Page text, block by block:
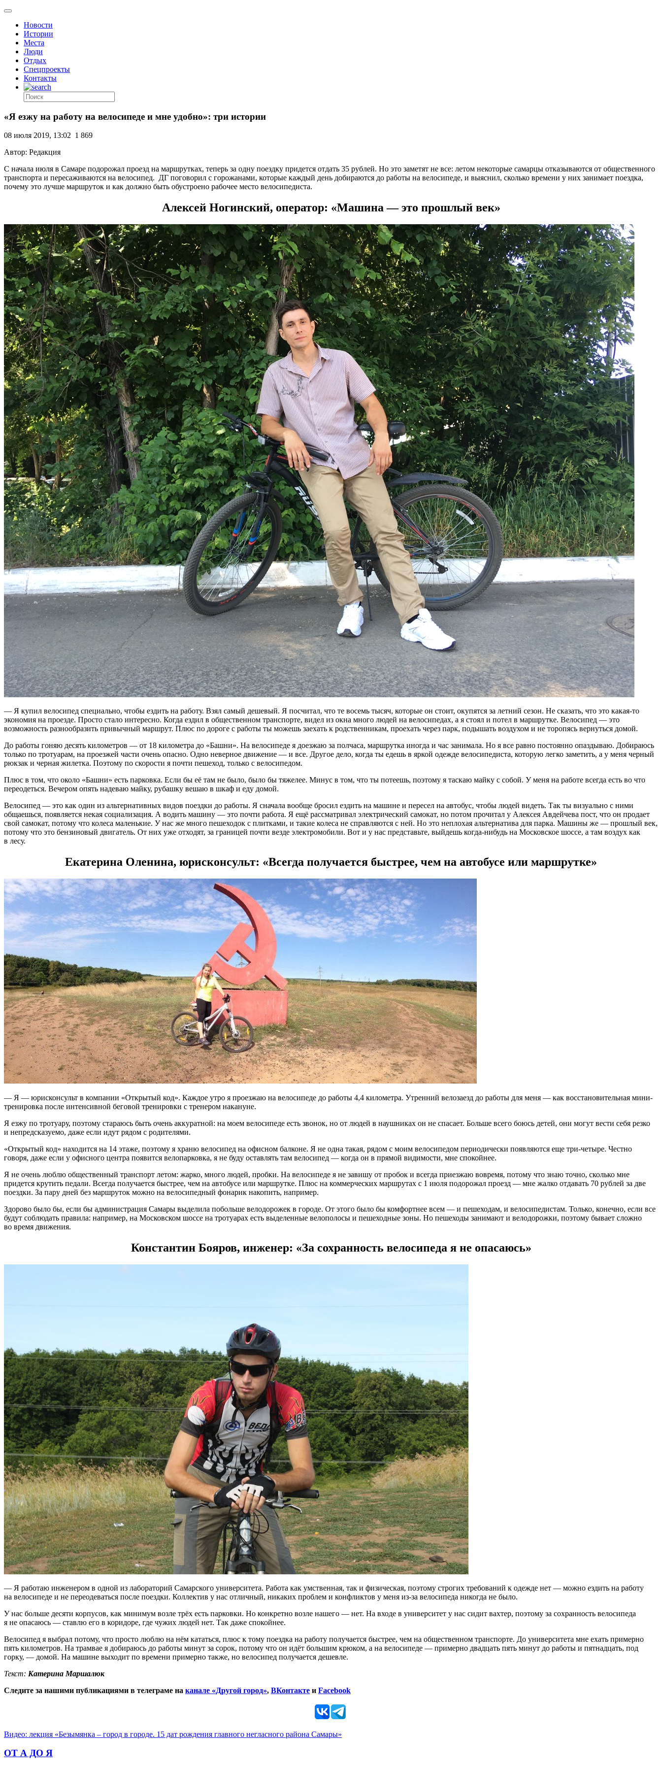
Новости
Истории
Места
Люди
Отдых
Спецпроекты
Контакты
«Я езжу на работу на велосипеде и мне удобно»: три истории
08 июля 2019, 13:02 1 869
Автор: Редакция
С начала июля в Самаре подорожал проезд на маршрутках, теперь за одну поездку придется отдать 35 рублей. Но это заметят не все: летом некоторые самарцы отказываются от общественного
транспорта и пересаживаются на велосипед. ДГ поговорил с горожанами, которые каждый день добираются до работы на велосипеде, и выяснил, сколько времени у них занимает поездка,
почему это лучше маршруток и как должно быть обустроено рабочее место велосипедиста.
Алексей Ногинский, оператор: «Машина — это прошлый век»
— Я купил велосипед специально, чтобы ездить на работу. Взял самый дешевый. Я посчитал, что те восемь тысяч, которые он стоит, окупятся за летний сезон. Не сказать, что это какая-то
экономия на проезде. Просто стало интересно. Когда ездил в общественном транспорте, видел из окна много людей на велосипедах, а я стоял и потел в маршрутке. Велосипед — это
возможность разнообразить привычный маршрут. Плюс по дороге с работы ты можешь заехать к родственникам, проехать через парк, подышать воздухом и не торопясь вернуться домой.
До работы гоняю десять километров — от 18 километра до «Башни». На велосипеде я доезжаю за полчаса, маршрутка иногда и час занимала. Но я все равно постоянно опаздываю. Добираюсь
только по тротуарам, на проезжей части очень опасно. Одно неверное движение — и все. Другое дело, когда ты едешь в яркой одежде велосипедиста, которую легко заметить, а у меня черный
рюкзак и черная жилетка. Поэтому по скорости я почти пешеход, только с велосипедом.
Плюс в том, что около «Башни» есть парковка. Если бы её там не было, было бы тяжелее. Минус в том, что ты потеешь, поэтому я таскаю майку с собой. У меня на работе всегда есть во что
переодеться. Вечером опять надеваю майку, рубашку вешаю в шкаф и еду домой.
Велосипед — это как один из альтернативных видов поездки до работы. Я сначала вообще бросил ездить на машине и пересел на автобус, чтобы людей видеть. Так ты визуально с ними
общаешься, появляется некая социализация. А водить машину — это почти работа. Я ещё рассматривал электрический самокат, но потом прочитал у Алексея Авдейчева пост, что он продает
свой самокат, потому что колеса маленькие. У нас же много пешеходок с плитками, и такие колеса не справляются с ней. Но это неплохая альтернатива для парка. Машины же — прошлый век,
потому что это бензиновый двигатель. От них уже отходят, за границей почти везде электромобили. Вот и у нас представьте, выйдешь когда-нибудь на Московское шоссе, а там воздух как
в лесу.
Екатерина Оленина, юрисконсульт: «Всегда получается быстрее, чем на автобусе или маршрутке»
— Я — юрисконсульт в компании «Открытый код». Каждое утро я проезжаю на велосипеде до работы 4,4 километра. Утренний велозаезд до работы для меня — как восстановительная мини-
тренировка после интенсивной беговой тренировки с тренером накануне.
Я езжу по тротуару, поэтому стараюсь быть очень аккуратной: на моем велосипеде есть звонок, но от людей в наушниках он не спасает. Больше всего боюсь детей, они могут вести себя резко
и непредсказуемо, даже если идут рядом с родителями.
«Открытый код» находится на 14 этаже, поэтому я храню велосипед на офисном балконе. Я не одна такая, рядом с моим велосипедом периодически появляются еще три-четыре. Честно
говоря, даже если у офисного центра появится велопарковка, я не буду оставлять там велосипед — когда он в прямой видимости, мне спокойнее.
Я не очень люблю общественный транспорт летом: жарко, много людей, пробки. На велосипеде я не завишу от пробок и всегда приезжаю вовремя, потому что знаю точно, сколько мне
придется крутить педали. Всегда получается быстрее, чем на автобусе или маршрутке. Плюс на коммерческих маршрутах с 1 июля подорожал проезд — мне жалко отдавать 70 рублей за две
поездки. За пару дней без маршруток можно на велосипедный фонарик накопить, например.
Здорово было бы, если бы администрация Самары выделила побольше велодорожек в городе. От этого было бы комфортнее всем — и пешеходам, и велосипедистам. Только, конечно, если все
будут соблюдать правила: например, на Московском шоссе на тротуарах есть выделенные велополосы и пешеходные зоны. Но пешеходы занимают и велодорожки, поэтому бывает сложно
во время движения.
Константин Бояров, инженер: «За сохранность велосипеда я не опасаюсь»
— Я работаю инженером в одной из лабораторий Самарского университета. Работа как умственная, так и физическая, поэтому строгих требований к одежде нет — можно ездить на работу
на велосипеде и не переодеваться после поездки. Коллектив у нас отличный, никаких проблем и конфликтов у меня из-за велосипеда никогда не было.
У нас больше десяти корпусов, как минимум возле трёх есть парковки. Но конкретно возле нашего — нет. На входе в университет у нас сидит вахтер, поэтому за сохранность велосипеда
я не опасаюсь — ставлю его в коридоре, где чужих людей нет. Так даже спокойнее.
Велосипед я выбрал потому, что просто люблю на нём кататься, плюс к тому поездка на работу получается быстрее, чем на общественном транспорте. До университета мне ехать примерно
пять километров. На трамвае я добираюсь до работы минут за сорок, потому что он идёт большим крюком, а на велосипеде — примерно двадцать пять минут до работы и пятнадцать, под
горку, — домой. На машине выходит по времени примерно также, но велосипед получается дешевле.
Текст: Катерина Маршалюк
Следите за нашими публикациями в телеграме на канале «Другой город», ВКонтакте и Facebook
Видео: лекция «Безымянка – город в городе. 15 дат рождения главного негласного района Самары»
ОТ А ДО Я